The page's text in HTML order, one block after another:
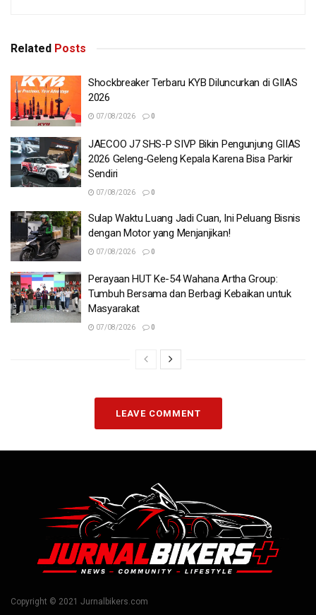
Related Posts
Shockbreaker Terbaru KYB Diluncurkan di GIIAS
2026
07/08/2026 0
JAECOO J7 SHS-P SIVP Bikin Pengunjung GIIAS
2026 Geleng-Geleng Kepala Karena Bisa Parkir
Sendiri
07/08/2026 0
Sulap Waktu Luang Jadi Cuan, Ini Peluang Bisnis
dengan Motor yang Menjanjikan!
07/08/2026 0
Perayaan HUT Ke-54 Wahana Artha Group:
Tumbuh Bersama dan Berbagi Kebaikan untuk
Masyarakat
07/08/2026 0
LEAVE COMMENT
Copyright © 2021 Jurnalbikers.com